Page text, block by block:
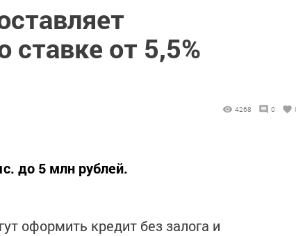
ставке от 5,5%
4268 0
до 5 млн рублей.
оформить кредит без залога и